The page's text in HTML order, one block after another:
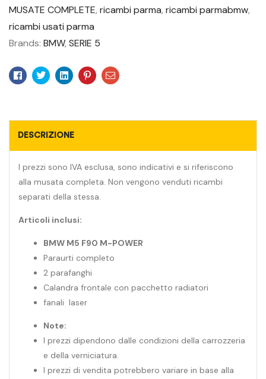
MUSATE COMPLETE, ricambi parma, ricambi parmabmw,
ricambi usati parma
Brands: BMW, SERIE 5
Facebook
TwitterLinkedinPinterest
Email
DESCRIZIONE
I prezzi sono IVA esclusa, sono indicativi e si riferiscono
alla musata completa. Non vengono venduti ricambi
separati della stessa.
Articoli inclusi:
BMW M5 F90 M-POWER
Paraurti completo
2 parafanghi
Calandra frontale con pacchetto radiatori
fanali laser
Note:
I prezzi dipendono dalle condizioni della carrozzeria
e della verniciatura.
I prezzi di vendita potrebbero variare in base alla